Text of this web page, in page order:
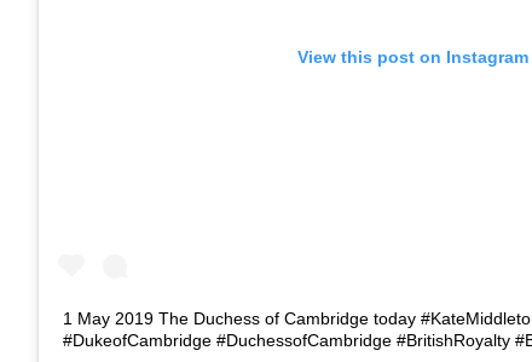
View this post on Instagram
1 May 2019 The Duchess of Cambridge today
#DukeofCambridge #DuchessofCambridge #BritishRoyalty